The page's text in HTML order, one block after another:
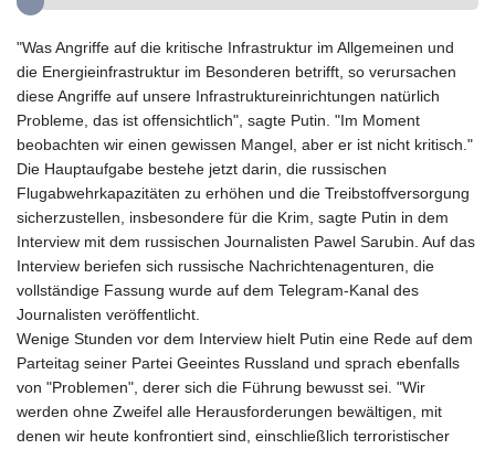
"Was Angriffe auf die kritische Infrastruktur im Allgemeinen und
die Energieinfrastruktur im Besonderen betrifft, so verursachen
diese Angriffe auf unsere Infrastruktureinrichtungen natürlich
Probleme, das ist offensichtlich", sagte Putin. "Im Moment
beobachten wir einen gewissen Mangel, aber er ist nicht kritisch."
Die Hauptaufgabe bestehe jetzt darin, die russischen
Flugabwehrkapazitäten zu erhöhen und die Treibstoffversorgung
sicherzustellen, insbesondere für die Krim, sagte Putin in dem
Interview mit dem russischen Journalisten Pawel Sarubin. Auf das
Interview beriefen sich russische Nachrichtenagenturen, die
vollständige Fassung wurde auf dem Telegram-Kanal des
Journalisten veröffentlicht.
Wenige Stunden vor dem Interview hielt Putin eine Rede auf dem
Parteitag seiner Partei Geeintes Russland und sprach ebenfalls
von "Problemen", derer sich die Führung bewusst sei. "Wir
werden ohne Zweifel alle Herausforderungen bewältigen, mit
denen wir heute konfrontiert sind, einschließlich terroristischer